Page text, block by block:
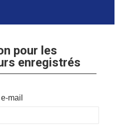
pour les
enregistrés
mail